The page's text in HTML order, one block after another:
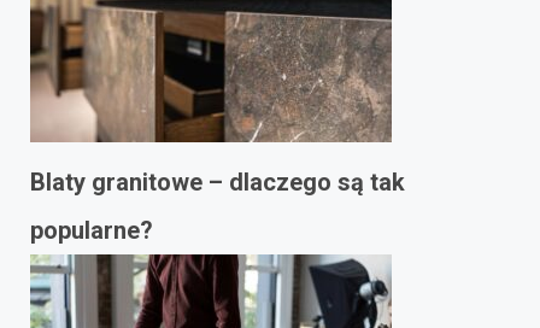
Blaty granitowe – dlaczego są tak
popularne?